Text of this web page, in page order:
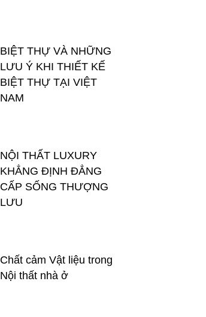
BIỆT THỰ VÀ NHỮNG
LƯU Ý KHI THIẾT KẾ
BIỆT THỰ TẠI VIỆT
NAM
NỘI THẤT LUXURY
KHẲNG ĐỊNH ĐẲNG
CẤP SỐNG THƯỢNG
LƯU
Chất cảm Vật liệu trong
Nội thất nhà ở